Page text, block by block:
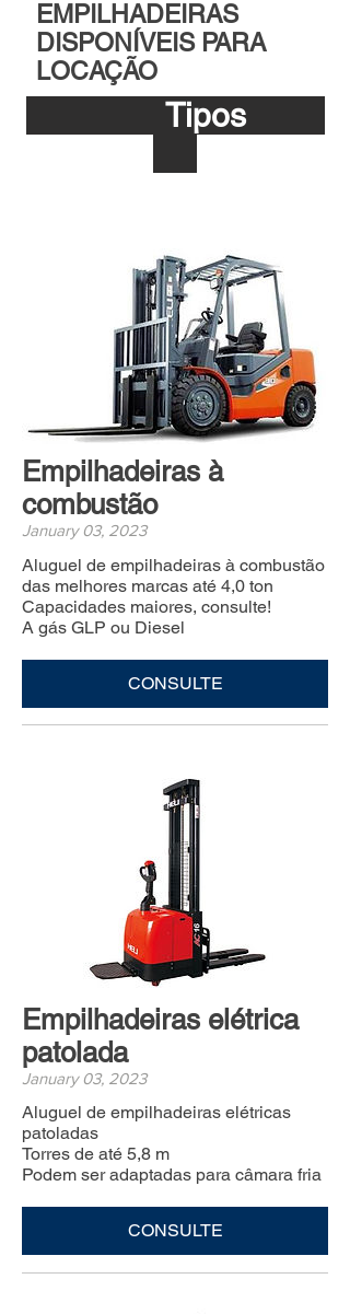
EMPILHADEIRAS
DISPONÍVEIS PARA
LOCAÇÃO
Tipos
Empilhadeiras à
combustão
January 03, 2023
Aluguel de empilhadeiras à combustão
das melhores marcas até 4,0 ton
Capacidades maiores, consulte!
A gás GLP ou Diesel
CONSULTE
Empilhadeiras elétrica
patolada
January 03, 2023
Aluguel de empilhadeiras elétricas
patoladas
Torres de até 5,8 m
Podem ser adaptadas para câmara fria
CONSULTE